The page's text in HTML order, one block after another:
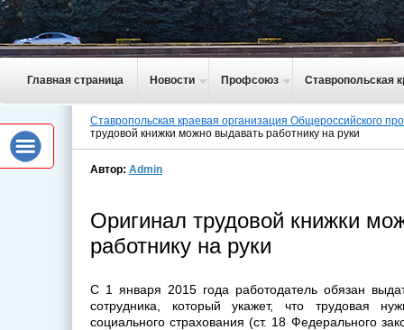
Главная страница Новости Профсоюз Ставропольская
Ставропольская краевая организация Общероссийского
трудовой книжки можно выдавать работнику на руки
Автор: Admin
Оригинал трудовой книжки
работнику на руки
С 1 января 2015 года работодатель обязан
сотрудника, который укажет, что трудовая
социального страхования (ст. 18 Федерального